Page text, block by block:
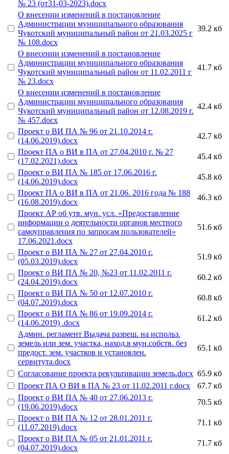
№ 23 (от31-03-2023).docx
О внесении изменений в постановление
Администрации муниципального образования
Чукотский муниципальный район от 21.03.2025 г
№ 108.docx
39.2 кб
О внесении изменений в постановление
Администрации муниципального образования
Чукотский муниципальный район от 11.02.2011 г
№ 23.docx
41.7 кб
О внесении изменений в постановление
Администрации муниципального образования
Чукотский муниципальный район от 12.08.2019 г.
№ 457.docx
42.4 кб
Проект о ВИ ПА № 96 от 21.10.2014 г.
(14.06.2019).docx
42.7 кб
Проект ПА о ВИ в ПА от 27.04.2010 г. № 27
(17.02.2021).docx
45.4 кб
Проект о ВИ ПА № 185 от 17.06.2016 г.
(14.06.2019).docx
45.8 кб
Проект ПА о ВИ в ПА от 21.06. 2016 года № 188
(16.08.2019).docx
46.3 кб
Проект АР об утв. мун. усл. «Предоставление
информации о деятельности органов местного
самоуправления по запросам пользователей»
17.06.2021.docx
51.6 кб
Проект о ВИ ПА № 27 от 27.04.2010 г.
(05.03.2019).docx
51.9 кб
Проект о ВИ ПА № 20, №23 от 11.02.2011 г.
(24.04.2019).docx
60.2 кб
Проект о ВИ ПА № 50 от 12.07.2010 г.
(04.07.2019).docx
60.8 кб
Проект о ВИ ПА № 86 от 19.09.2014 г.
(14.06.2019) .docx
61.2 кб
Админ. регламент Выдача разреш. на использ.
земель или зем. участка, наход.в мун.собств. без
предост. зем. участков и установлен.
сервитута.docx
65.1 кб
Согласование проекта рекультивации земель.docx 65.9 кб
Проект ПА О ВИ в ПА № 23 от 11.02.2011 г.docx
67.7 кб
Проект о ВИ ПА № 40 от 27.06.2013 г.
(19.06.2019).docx
70.5 кб
Проект о ВИ ПА № 12 от 28.01.2011 г.
(11.07.2019).docx
71.1 кб
Проект о ВИ ПА № 05 от 21.01.2011 г.
(04.07.2019).docx
71.7 кб